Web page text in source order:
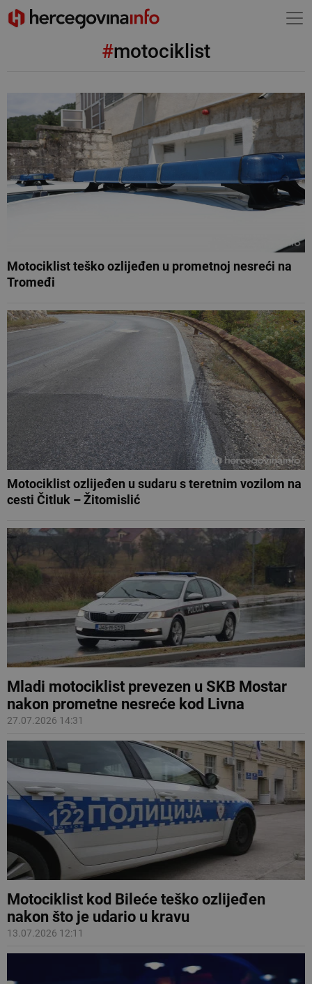
#motociklist
Motociklist teško ozlijeđen u prometnoj nesreći na
Tromeđi
Motociklist ozlijeđen u sudaru s teretnim vozilom na
cesti Čitluk – Žitomislić
Mladi motociklist prevezen u SKB Mostar
nakon prometne nesreće kod Livna
27.07.2026 14:31
Motociklist kod Bileće teško ozlijeđen
nakon što je udario u kravu
13.07.2026 12:11